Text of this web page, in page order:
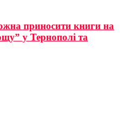
приносити книги на
у Тернополі та